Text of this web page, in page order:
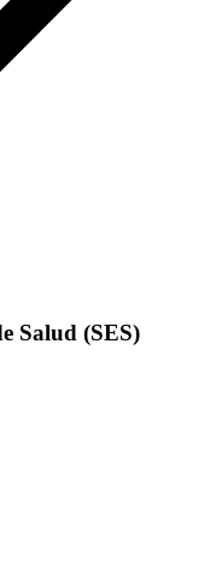
Salud (SES)